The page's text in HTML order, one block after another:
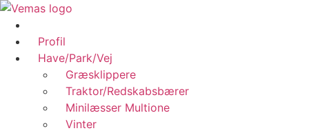
Videre
indhold Profil
Have/Park/Vej
Græsklippere
Traktor/Redskabsbærer
Minilæsser Multione
Vinter